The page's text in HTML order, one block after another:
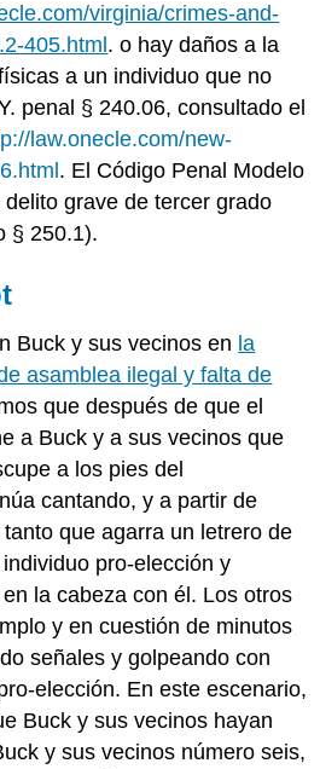
virginia/crimes-and-
405.html . o hay daños a la
a un individuo que no
penal § 240.06, consultado el
law.onecle.com/new-
. El Código Penal Modelo
grave de tercer grado
§ 250.1).
Buck y sus vecinos en la
asamblea ilegal y falta de
que después de que el
a Buck y a sus vecinos que
a los pies del
cantando, y a partir de
que agarra un letrero de
pro-elección y
la cabeza con él. Los otros
y en cuestión de minutos
señales y golpeando con
elección. En este escenario,
Buck y sus vecinos hayan
y sus vecinos número seis,